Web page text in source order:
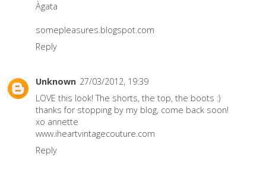
Àgata
somepleasures.blogspot.com
Reply
Unknown 27/03/2012, 19:39
LOVE this look! The shorts, the top, the boots :)
thanks for stopping by my blog, come back soon!
xo annette
www.iheartvintagecouture.com
Reply